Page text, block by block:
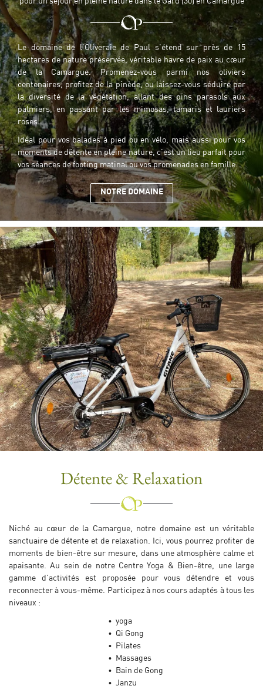
Le Mas
& Gîte
Bien-Être
Tourisme
Galerie
FAQ
Actualités
Contact
+3 36 03 95 06
Rejoignez-nous :
Restez
INSCRIPTION
Le domaine de l'Oliveraie de Paul s'étend sur près de 15
hectares de nature préservée, véritable havre de paix au cœur
de la Camargue. Promenez-vous parmi nos oliviers
centenaires, profitez de la pinède, ou laissez-vous séduire par
la diversité de la végétation, allant des pins parasols aux
palmiers, en passant par les mimosas, tamaris et lauriers
roses.
Idéal pour vos balades à pied ou en vélo, mais aussi pour vos
moments de détente en pleine nature, c’est un lieu parfait pour
vos séances de footing matinal ou vos promenades en famille.
NOTRE DOMAINE
Détente & Relaxation
Niché au cœur de la Camargue, notre domaine est un véritable
sanctuaire de détente et de relaxation. Ici, vous pourrez profiter de
moments de bien-être sur mesure, dans une atmosphère calme et
apaisante. Au sein de notre Centre Yoga & Bien-être, une large
gamme d’activités est proposée pour vous détendre et vous
reconnecter à vous-même. Participez à nos cours adaptés à tous les
niveaux :
yoga
Qi Gong
Pilates
Massages
Bain de Gong
Janzu